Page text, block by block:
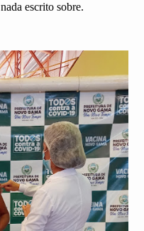
escrito sobre.